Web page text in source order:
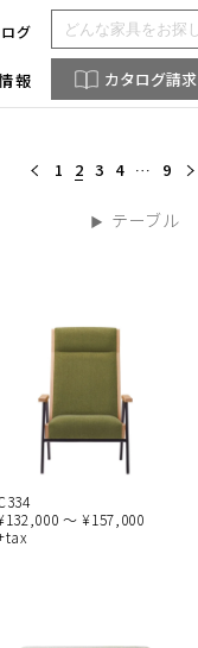
グ
報 カタログ請求
1 2 3 4 … 9
テーブル
～ ¥157,000